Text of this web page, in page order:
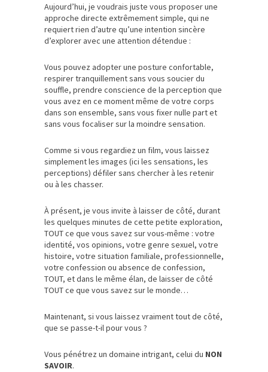
Aujourd’hui, je voudrais juste vous proposer une
approche directe extrêmement simple, qui ne
requiert rien d’autre qu’une intention sincère
d’explorer avec une attention détendue :
Vous pouvez adopter une posture confortable,
respirer tranquillement sans vous soucier du
souffle, prendre conscience de la perception que
vous avez en ce moment même de votre corps
dans son ensemble, sans vous fixer nulle part et
sans vous focaliser sur la moindre sensation.
Comme si vous regardiez un film, vous laissez
simplement les images (ici les sensations, les
perceptions) défiler sans chercher à les retenir
ou à les chasser.
À présent, je vous invite à laisser de côté, durant
les quelques minutes de cette petite exploration,
TOUT ce que vous savez sur vous-même : votre
identité, vos opinions, votre genre sexuel, votre
histoire, votre situation familiale, professionnelle,
votre confession ou absence de confession,
TOUT, et dans le même élan, de laisser de côté
TOUT ce que vous savez sur le monde…
Maintenant, si vous laissez vraiment tout de côté,
que se passe-t-il pour vous ?
Vous pénétrez un domaine intrigant, celui du NON
SAVOIR.